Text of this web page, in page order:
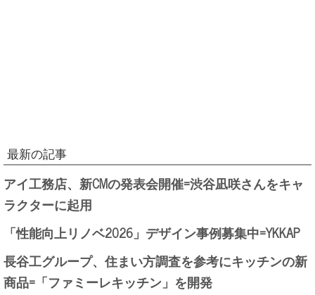
最新の記事
アイ工務店、新CMの発表会開催=渋谷凪咲さんをキャ
ラクターに起用
「性能向上リノベ2026」デザイン事例募集中=YKKAP
長谷工グループ、住まい方調査を参考にキッチンの新
商品=「ファミーレキッチン」を開発